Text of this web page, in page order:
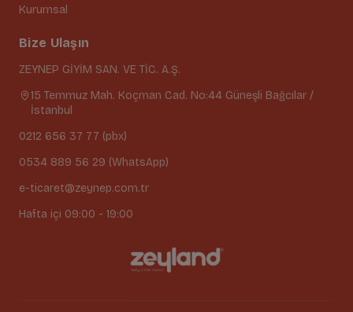
Kurumsal
Bize Ulaşın
ZEYNEP GİYİM SAN. VE TİC. A.Ş.
15 Temmuz Mah. Koçman Cad. No:44 Güneşli Bağcılar /
İstanbul
0212 656 37 77 (pbx)
0534 889 56 29 (WhatsApp)
e-ticaret@zeynep.com.tr
Hafta içi 09:00 - 19:00